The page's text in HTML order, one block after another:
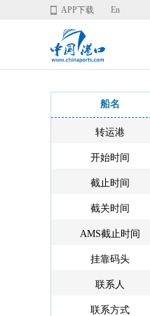
APP下载 En
船名
转运港
开始时间
截止时间
截关时间
AMS截止时间
挂靠码头
联系人
联系方式